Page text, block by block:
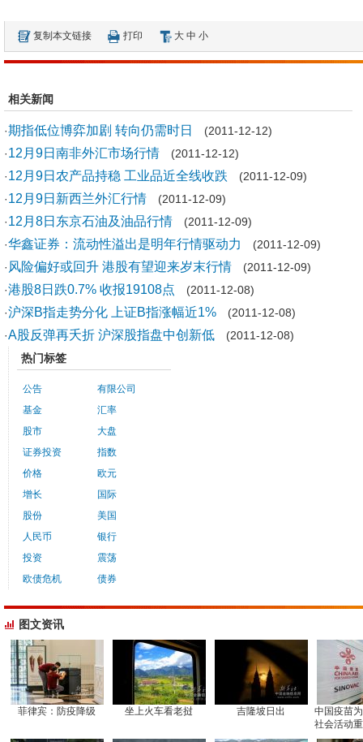
复制本文链接 打印 大 中 小
相关新闻
·期指低位博弈加剧 转向仍需时日
(2011-12-12)
· 12月9日南非外汇市场行情 (2011-12-12)
· 12月9日农产品持稳 工业品近全线收跌 (2011-12-09)
· 12月9日新西兰外汇行情 (2011-12-09)
· 12月8日东京石油及油品行情 (2011-12-09)
·华鑫证券：流动性溢出是明年行情驱动力
(2011-12-09)
· 风险偏好或回升 港股有望迎来岁末行情 (2011-12-09)
·港股8日跌0.7% 收报19108点 (2011-12-08)
·沪深B指走势分化 上证B指涨幅近1% (2011-12-08)
·A股反弹再夭折 沪深股指盘中创新低 (2011-12-08)
热门标签
公告
基金
股市
证券投资
价格
增长
股份
人民币
投资
欧债危机
有限公司
汇率
大盘
指数
欧元
国际
美国
银行
震荡
债券
图文资讯
菲律宾：防疫降级 坐上火车看老挝 吉隆坡日出
中国疫苗
社会活动